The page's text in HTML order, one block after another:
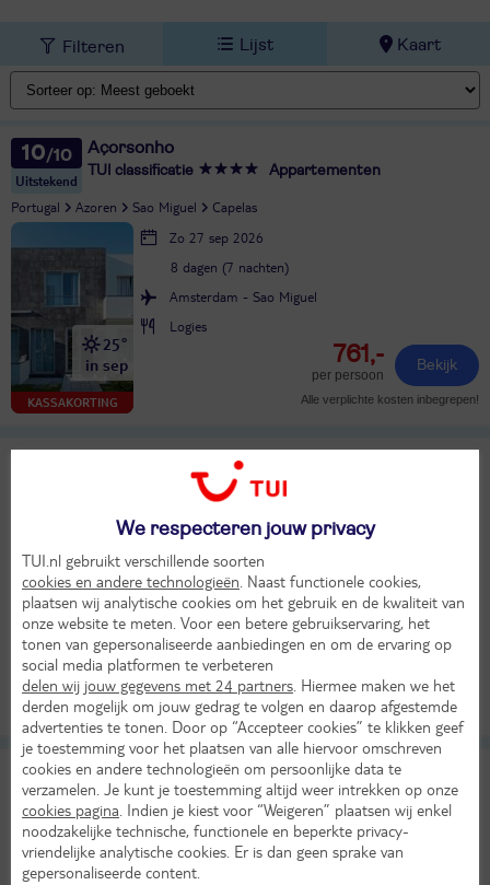
Filteren Lijst Kaart
10
Uitstekend
Açorsonho
TUI classificatie Appartementen
Portugal Azoren Sao Miguel Capelas
KASSAKORTING
25°
in sep
Zo 27 sep 2026
8 dagen (7 nachten)
Amsterdam - Sao Miguel
Logies
761,-
per persoon
Bekijk
Alle verplichte kosten inbegrepen!
TUI classificatie Hotel
Azoren Sao Miguel
KASSAKORTING
25°
in sep
8 dagen (7 nachten)
Amsterdam - Sao Miguel
Logies ontbijt
per persoon
Bekijk
Alle verplichte kosten inbegrepen!
7,8
Heel goed
Solar do Conde
TUI classificatie Appartementen
Portugal Azoren Sao Miguel Capelas
Do 15 okt 2026
We respecteren jouw privacy
TUI.nl gebruikt verschillende soorten
cookies en andere technologieën . Naast functionele cookies,
plaatsen wij analytische cookies om het gebruik en de kwaliteit van
onze website te meten. Voor een betere gebruikservaring, het
tonen van gepersonaliseerde aanbiedingen en om de ervaring op
social media platformen te verbeteren
delen wij jouw gegevens met 24 partners . Hiermee maken we het
derden mogelijk om jouw gedrag te volgen en daarop afgestemde
advertenties te tonen. Door op “Accepteer cookies” te klikken geef
je toestemming voor het plaatsen van alle hiervoor omschreven
cookies en andere technologieën om persoonlijke data te
verzamelen. Je kunt je toestemming altijd weer intrekken op onze
cookies pagina . Indien je kiest voor “Weigeren” plaatsen wij enkel
noodzakelijke technische, functionele en beperkte privacy-
vriendelijke analytische cookies. Er is dan geen sprake van
gepersonaliseerde content.